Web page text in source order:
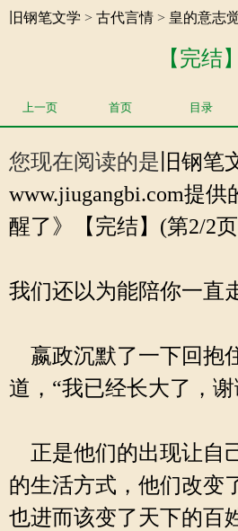
旧钢笔文学 > 古代言情 > 皇的意志
【完结】
上一页 首页 目录
您现在阅读的是 旧钢笔
www.jiugangbi.com提
醒了》【完结】(第2/2
我们还以为能陪你一直
嬴政沉默了一下回抱
道，“我已经长大了，
正是他们的出现让自
的生活方式，他们改变
也进而该变了天下的百